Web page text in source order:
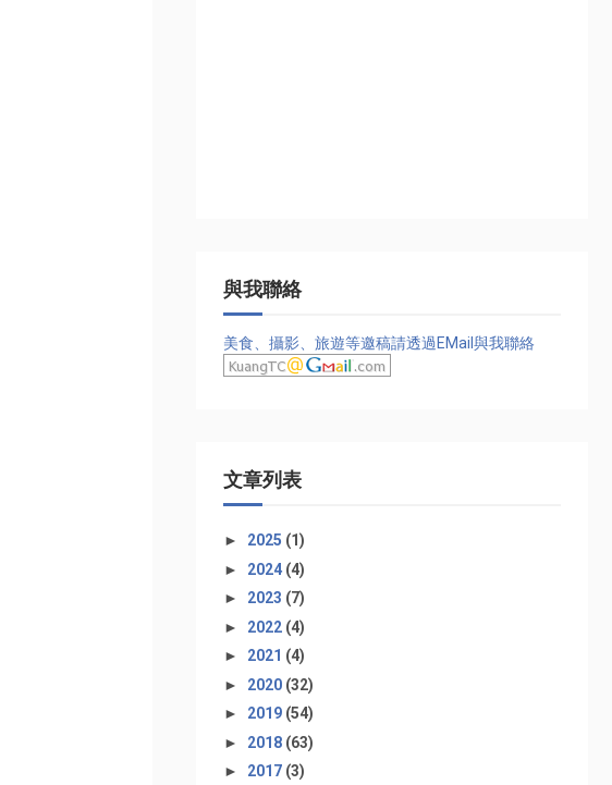
與我聯絡
美食、攝影、旅遊等邀稿請透過EMail與我聯絡
文章列表
► 2025 (1)
► 2024 (4)
► 2023 (7)
► 2022 (4)
► 2021 (4)
► 2020 (32)
► 2019 (54)
► 2018 (63)
► 2017 (3)